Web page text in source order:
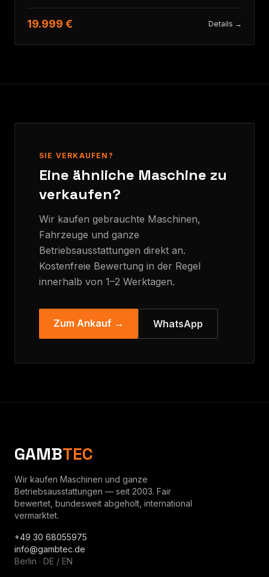
19.999 € Details →
SIE VERKAUFEN?
Eine ähnliche Maschine zu
verkaufen?
Wir kaufen gebrauchte Maschinen,
Fahrzeuge und ganze
Betriebsausstattungen direkt an.
Kostenfreie Bewertung in der Regel
innerhalb von 1–2 Werktagen.
Zum Ankauf → WhatsApp
GAMBTEC
Wir kaufen Maschinen und ganze
Betriebsausstattungen — seit 2003. Fair
bewertet, bundesweit abgeholt, international
vermarktet.
+49 30 68055975
info@gambtec.de
Berlin · DE / EN